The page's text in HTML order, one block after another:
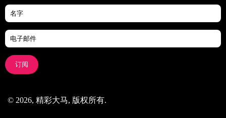
订阅
© 2026, 精彩大马, 版权所有.